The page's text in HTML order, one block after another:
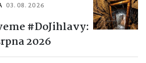
03. 08. 2026
#DoJihlavy:
2026